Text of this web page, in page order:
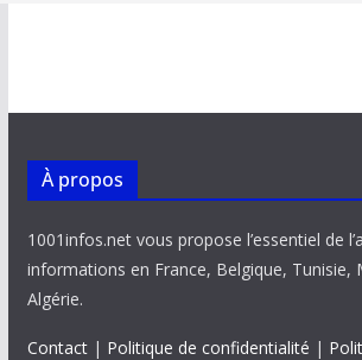
À propos
1001infos.net vous propose l’essentiel de
informations en France, Belgique, Tunisie,
Algérie.
Contact| Politique de confidentialité |